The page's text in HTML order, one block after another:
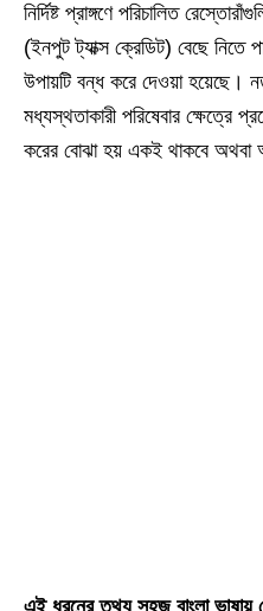
নির্দিষ্ট প্রাঙ্গণে পরিচালিত
(ইনপুট ট্যাক্স ক্রেডিট) বেছে নিতে
উপায়টি বন্ধ করে দেওয়া হয়েছে।
মধ্যস্থতাকারী পরিষেবার ক্ষেত্রে
করের বোঝা হয় একই থাকবে অথবা